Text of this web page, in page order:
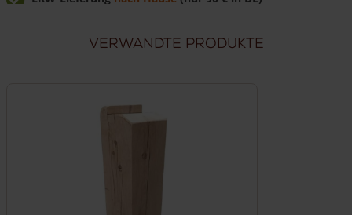
Verwandte Produkte